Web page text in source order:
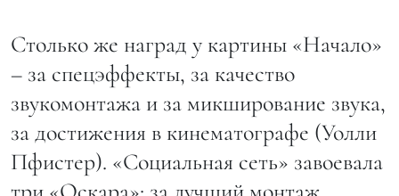
Столько же наград у картины «Начало»
– за спецэффекты, за качество
звукомонтажа и за микширование звука,
за достижения в кинематографе (Уолли
Пфистер). «Социальная сеть» завоевала